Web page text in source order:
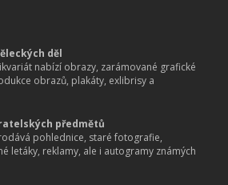
děl
nabízí obrazy, zarámované grafické
obrazů, plakáty, exlibrisy a
předmětů
pohlednice, staré fotografie,
letáky, reklamy, ale i autogramy známých